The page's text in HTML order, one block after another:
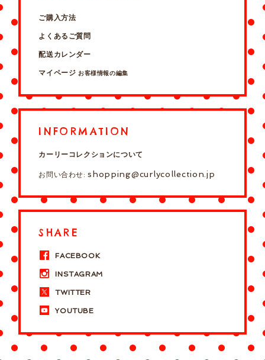
ご購入方法
よくあるご質問
配送カレンダー
マイページ お客様情報の編集
INFORMATION
カーリーコレクションについて
お問い合わせ:shopping@curlycollection.jp
SHARE
FACEBOOK
INSTAGRAM
TWITTER
YOUTUBE